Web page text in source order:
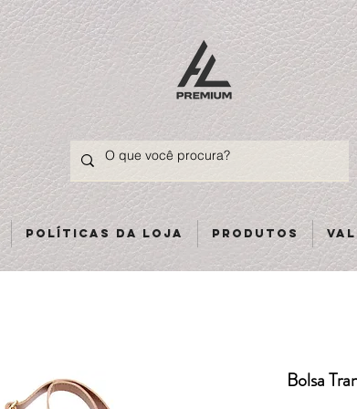
Políticas da loja Produtos
Bolsa